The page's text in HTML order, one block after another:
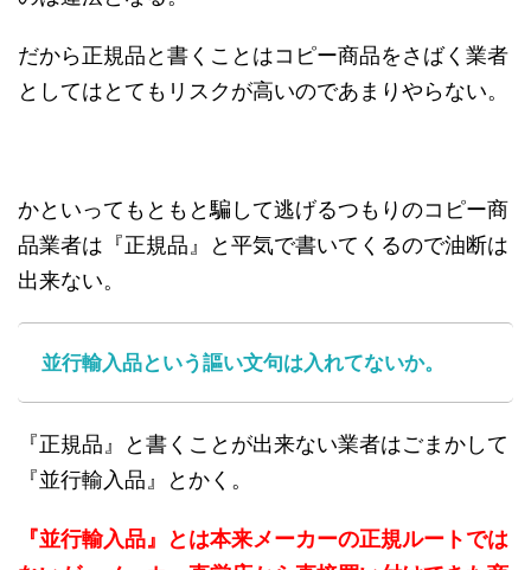
だから正規品と書くことはコピー商品をさばく業者
としてはとてもリスクが高いのであまりやらない。
かといってもともと騙して逃げるつもりのコピー商
品業者は『正規品』と平気で書いてくるので油断は
出来ない。
並行輸入品という謳い文句は入れてないか。
『正規品』と書くことが出来ない業者はごまかして
『並行輸入品』とかく。
『並行輸入品』とは本来メーカーの正規ルートでは